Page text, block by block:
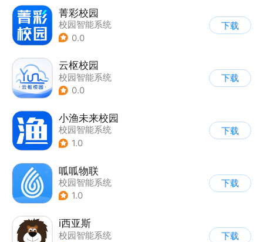
菁彩校园
校园智能系统
0.0
下载
云枢校园
校园智能系统
0.0
下载
小渔未来校园
校园智能系统
1.0
下载
呱呱物联
校园智能系统
1.0
下载
i西亚斯
校园智能系统
下载